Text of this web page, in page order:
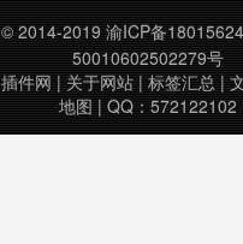
再说吧~
2014-2019 渝ICP备
50010602502279号
件网 | 关于网站| 标签汇总|
地图 | QQ：572122102